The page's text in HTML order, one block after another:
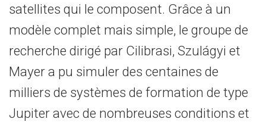
satellites qui le composent. Grâce à un
modèle complet mais simple, le groupe de
recherche dirigé par Cilibrasi, Szulágyi et
Mayer a pu simuler des centaines de
milliers de systèmes de formation de type
Jupiter avec de nombreuses conditions et